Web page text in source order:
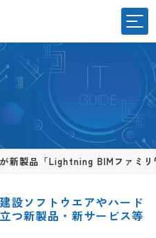
新製品「Lightning BIMファミリ
設ソフトウエアやハード
つ新製品・新サービス等